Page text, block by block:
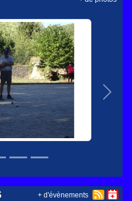
+ d'évènements